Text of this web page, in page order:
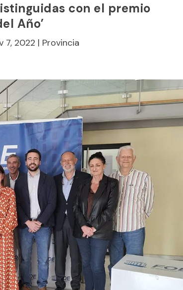
con el premio
Año’
7, 2022 | Provincia